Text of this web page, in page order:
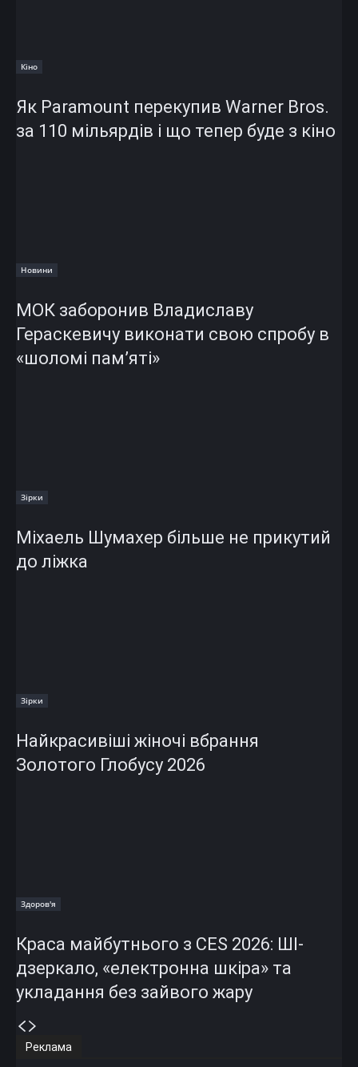
Кіно
Як Paramount перекупив Warner Bros.
за 110 мільярдів і що тепер буде з кіно
Новини
МОК заборонив Владиславу
Гераскевичу виконати свою спробу в
«шоломі пам’яті»
Зірки
Міхаель Шумахер більше не прикутий
до ліжка
Зірки
Найкрасивіші жіночі вбрання
Золотого Глобусу 2026
Здоров'я
Краса майбутнього з CES 2026: ШІ-
дзеркало, «електронна шкіра» та
укладання без зайвого жару
Реклама